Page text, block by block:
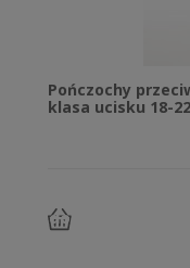
Pończochy
klasa ucisku 18-
do